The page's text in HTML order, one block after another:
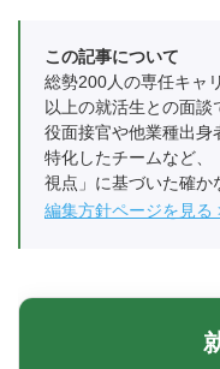
この記事について
総勢200人の専任キャ
以上の就活生との面談
役面接官や他業種出身
特化したチームなど、
視点」に基づいた確か
編集方針ページを見る